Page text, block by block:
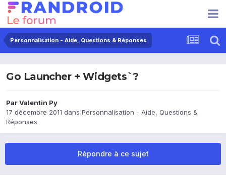
Personnalisation - Aide, Questions & Réponses
Go Launcher + Widgets`?
ParValentin Py
17 décembre 2011 dans Personnalisation - Aide, Questions &
Réponses
Répondre à ce sujet